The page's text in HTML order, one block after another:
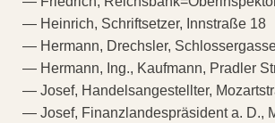
— Heinrich, Schriftsetzer, Innstraße 18
— Hermann, Drechsler,
— Hermann, Ing., Kaufmann, Pradler
— Josef, Handelsangestellter,
— Josef, Finanzlandespräsident a. D.,